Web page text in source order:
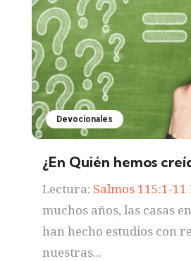
Devocionales
¿En Quién hemos
Lectura: Salmos 115:1-11
muchos años, las casas
han hecho estudios con
nuestras...